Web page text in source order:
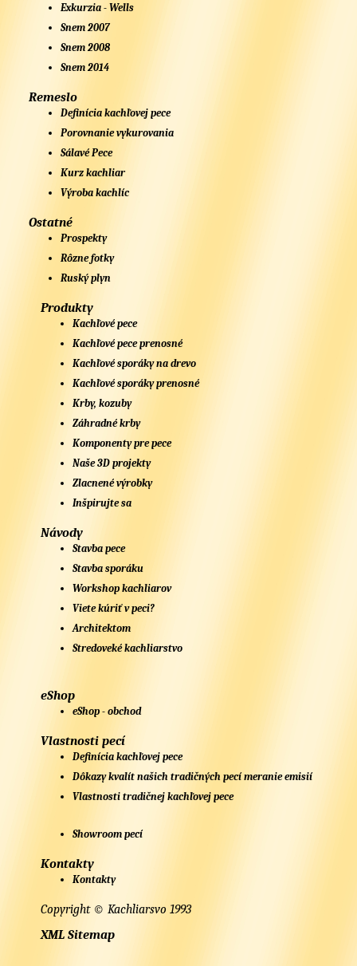
Exkurzia - Wells
Snem 2007
Snem 2008
Snem 2014
Remeslo
Definícia kachľovej pece
Porovnanie vykurovania
Sálavé Pece
Kurz kachliar
Výroba kachlíc
Ostatné
Prospekty
Rôzne fotky
Ruský plyn
Produkty
Kachľové pece
Kachľové pece prenosné
Kachľové sporáky na drevo
Kachľové sporáky prenosné
Krby, kozuby
Záhradné krby
Komponenty pre pece
Naše 3D projekty
Zlacnené výrobky
Inšpirujte sa
Návody
Stavba pece
Stavba sporáku
Workshop kachliarov
Viete kúriť v peci?
Architektom
Stredoveké kachliarstvo
eShop
eShop - obchod
Vlastnosti pecí
Definícia kachľovej pece
Dôkazy kvalít našich tradičných pecí meranie emisií
Vlastnosti tradičnej kachľovej pece
Showroom pecí
Kontakty
Kontakty
Copyright © Kachliarsvo 1993
XML Sitemap